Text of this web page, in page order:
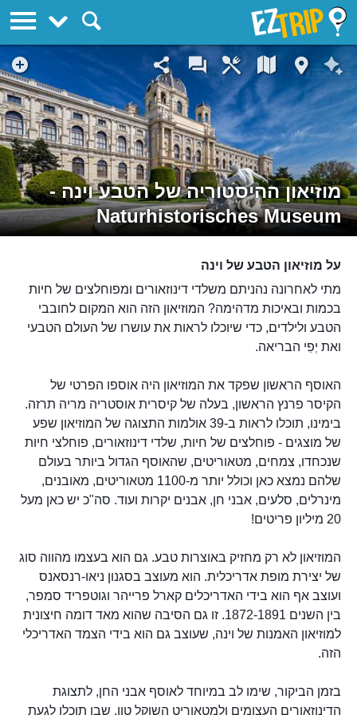
מוזיאון ההיסטוריה של הטבע וינה -
Naturhistorisches Museum
על מוזיאון הטבע של וינה
מתי לאחרונה נהניתם משלדי דינוזאורים ומפוחלצים של חיות
בכמות ובאיכות מדהימה? המוזיאון הזה הוא המקום לחובבי
הטבע ולילדים, כדי שיוכלו לראות את עושרו של העולם הטבעי
ואת יְפִי הבריאה.
האוסף הראשון שפקד את המוזיאון היה אוספו הפרטי של
הקיסר פרנץ הראשון, בעלה של קיסרית אוסטריה מריה תרזה.
בימינו, תוכלו לראות ב-39 אולמות התצוגה של המוזיאון שפע
של מוצגים - פוחלצים של חיות, שלדי דינוזאורים, פוחלצי חיות
שנכחדו, צמחים, מטאוריטים, שהאוסף הגדול ביותר בעולם
שלהם נמצא כאן וכולל יותר מ-1100 מטאוריטים, מאובנים,
מינרלים, סלעים, אבני חן, אבנים יקרות ועוד. סה"כ יש כאן מעל
20 מיליון פריטים!
המוזיאון לא רק מחזיק באוצרות טבע. גם הוא בעצמו מהווה סוג
של יצירת מופת אדריכלית. הוא מעוצב בסגנון ניאו-רנסאנס
ועוצב אף הוא בידי האדריכלים קארל פרייהר וגוטפריד סמפר,
בין השנים 1872-1891. זו גם הסיבה שהוא מאד דומה חיצונית
למוזיאון האמנות של וינה, שעוצב גם הוא בידי הצמד האדריכלי
הזה.
בזמן הביקור, שימו לב במיוחד לאוסף אבני החן, לתצוגת
הדינוזאורים העצומים ולמטאוריט השוקל טון, שבו תוכלו לגעת
EZTrip